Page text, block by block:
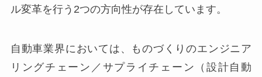
ル変革を行う2つの方向性が存在しています。
自動車業界においては、ものづくりのエンジニア
リングチェーン／サプライチェーン（設計自動